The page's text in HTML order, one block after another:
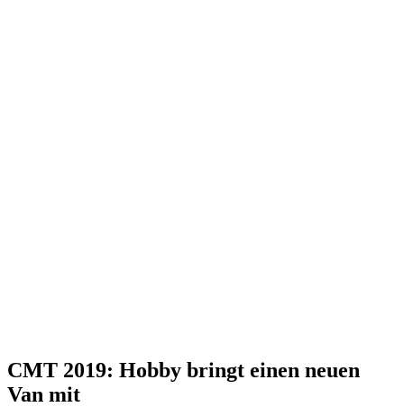
CMT 2019: Hobby bringt einen neuen
Van mit